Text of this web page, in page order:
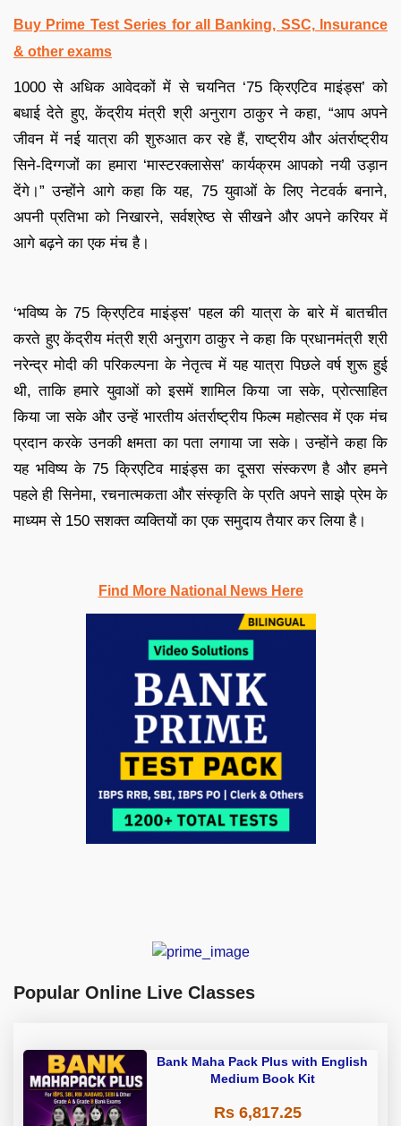
Buy Prime Test Series for all Banking, SSC, Insurance
& other exams
1000 से अधिक आवेदकों में से चयनित ‘75 क्रिएटिव माइंड्स’ को
बधाई देते हुए, केंद्रीय मंत्री श्री अनुराग ठाकुर ने कहा, “आप अपने
जीवन में नई यात्रा की शुरुआत कर रहे हैं, राष्ट्रीय और अंतर्राष्ट्रीय
सिने-दिग्गजों का हमारा ‘मास्टरक्लासेस’ कार्यक्रम आपको नयी उड़ान
देंगे।” उन्होंने आगे कहा कि यह, 75 युवाओं के लिए नेटवर्क बनाने,
अपनी प्रतिभा को निखारने, सर्वश्रेष्ठ से सीखने और अपने करियर में
आगे बढ़ने का एक मंच है।
‘भविष्य के 75 क्रिएटिव माइंड्स’ पहल की यात्रा के बारे में बातचीत
करते हुए केंद्रीय मंत्री श्री अनुराग ठाकुर ने कहा कि प्रधानमंत्री श्री
नरेन्द्र मोदी की परिकल्पना के नेतृत्व में यह यात्रा पिछले वर्ष शुरू हुई
थी, ताकि हमारे युवाओं को इसमें शामिल किया जा सके, प्रोत्साहित
किया जा सके और उन्हें भारतीय अंतर्राष्ट्रीय फिल्म महोत्सव में एक मंच
प्रदान करके उनकी क्षमता का पता लगाया जा सके। उन्होंने कहा कि
यह भविष्य के 75 क्रिएटिव माइंड्स का दूसरा संस्करण है और हमने
पहले ही सिनेमा, रचनात्मकता और संस्कृति के प्रति अपने साझे प्रेम के
माध्यम से 150 सशक्त व्यक्तियों का एक समुदाय तैयार कर लिया है।
Find More National News Here
Popular Online Live Classes
Bank Maha Pack Plus with English
Medium Book Kit
Rs 6,817.25